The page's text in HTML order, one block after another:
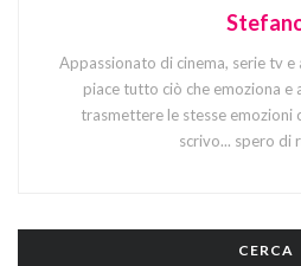
Appassionato di cinema, serie tv
piace tutto ciò che emoziona e
trasmettere le stesse emozioni
scrivo... spero di
CERCA